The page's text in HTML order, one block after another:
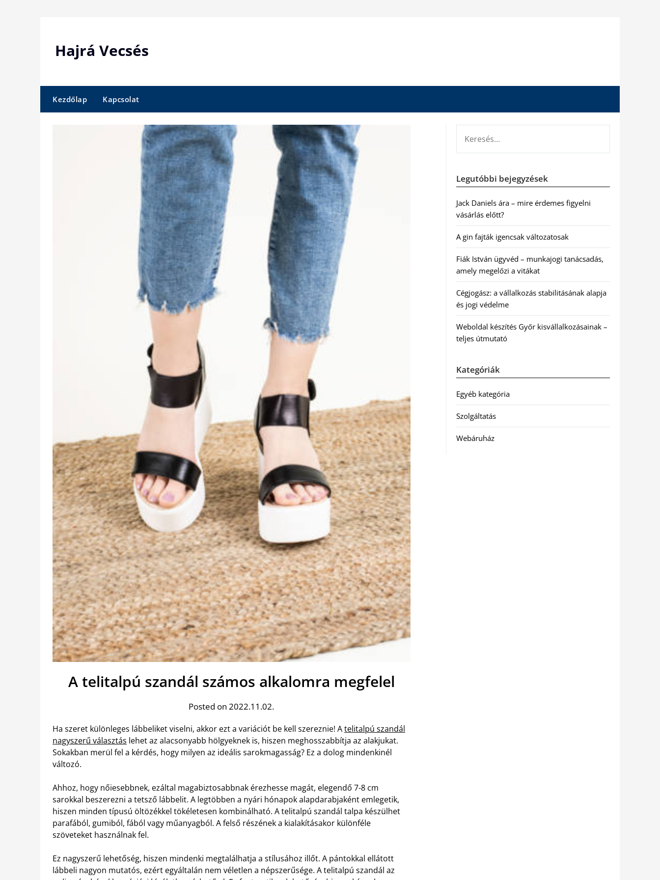
Hajrá Vecsés
Kezdőlap Kapcsolat
A telitalpú szandál számos alkalomra megfelel
Posted on 2022.11.02.
Ha szeret különleges lábbeliket viselni, akkor ezt a variációt be kell szereznie! Atelitalpú szandál
nagyszerű választás lehet az alacsonyabb hölgyeknek is, hiszen meghosszabbítja az alakjukat.
Sokakban merül fel a kérdés, hogy milyen az ideális sarokmagasság? Ez a dolog mindenkinél
változó.
Ahhoz, hogy nőiesebbnek, ezáltal magabiztosabbnak érezhesse magát, elegendő 7-8 cm
sarokkal beszerezni a tetsző lábbelit. A legtöbben a nyári hónapok alapdarabjaként emlegetik,
hiszen minden típusú öltözékkel tökéletesen kombinálható. A telitalpú szandál talpa készülhet
parafából, gumiból, fából vagy műanyagból. A felső részének a kialakításakor különféle
szöveteket használnak fel.
Ez nagyszerű lehetőség, hiszen mindenki megtalálhatja a stílusához illőt. A pántokkal ellátott
lábbeli nagyon mutatós, ezért egyáltalán nem véletlen a népszerűsége. A telitalpú szandál az
Legutóbbi bejegyzések
Jack Daniels ára – mire érdemes figyelni
vásárlás előtt?
A gin fajták igencsak változatosak
Fiák István ügyvéd – munkajogi tanácsadás,
amely megelőzi a vitákat
Cégjogász: a vállalkozás stabilitásának alapja
és jogi védelme
Weboldal készítés Győr kisvállalkozásainak –
teljes útmutató
Kategóriák
Egyéb kategória
Szolgáltatás
Webáruház